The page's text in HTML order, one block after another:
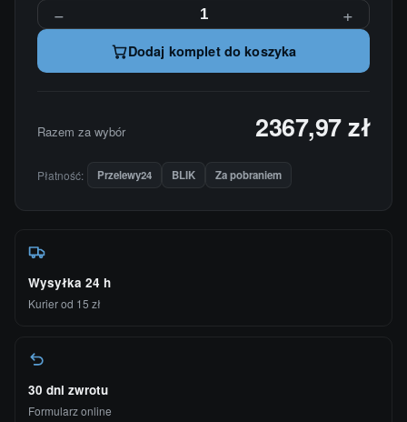
− +
Dodaj komplet do koszyka
Razem za wybór 2367,97 zł
Płatność: Przelewy24 BLIK Za pobraniem
Wysyłka 24 h
Kurier od 15 zł
30 dni zwrotu
Formularz online